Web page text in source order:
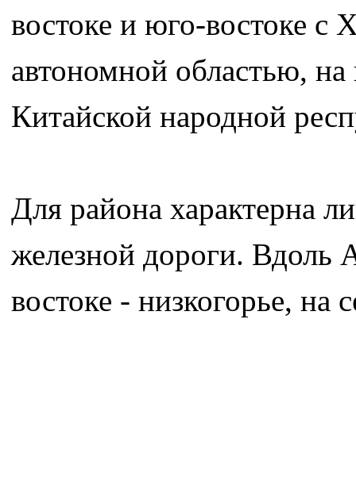
востоке и юго-востоке с
автономной областью,
Китайской народной
Для района характерна
железной дороги. Вдоль
востоке - низкогорье, на